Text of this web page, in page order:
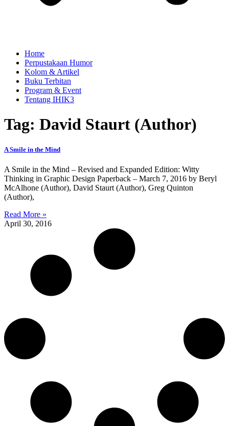
Home
Perpustakaan Humor
Kolom & Artikel
Buku Terbitan
Program & Event
Tentang IHIK3
Tag: David Staurt (Author)
A Smile in the Mind
A Smile in the Mind – Revised and Expanded Edition: Witty
Thinking in Graphic Design Paperback – March 7, 2016 by Beryl
McAlhone (Author), David Staurt (Author), Greg Quinton
(Author),
Read More »
April 30, 2016